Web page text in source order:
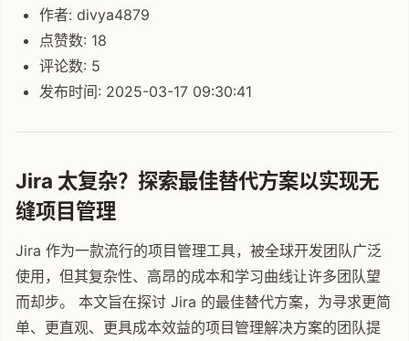
作者: divya4879
点赞数: 18
评论数: 5
发布时间: 2025-03-17 09:30:41
Jira 太复杂？探索最佳替代方案以实现无
缝项目管理
Jira 作为一款流行的项目管理工具，被全球开发团队广泛
使用，但其复杂性、高昂的成本和学习曲线让许多团队望
而却步。 本文旨在探讨 Jira 的最佳替代方案，为寻求更简
单、更直观、更具成本效益的项目管理解决方案的团队提